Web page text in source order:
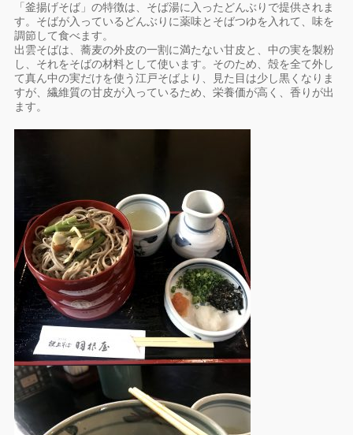
「釜揚げそば」の特徴は、そば湯に入ったどんぶりで提供されま
す。そばが入っているどんぶりに薬味とそばつゆを入れて、味を
調節して食べます。
出雲そばは、蕎麦の外皮の一割に満たない甘皮と、中の実を製粉
し、それをそばの材料として使います。そのため、殻を全て外し
て真ん中の実だけを使う江戸そばより、見た目は少し黒くなりま
すが、繊維質の甘皮が入っているため、栄養価が高く、香りが出
ます。